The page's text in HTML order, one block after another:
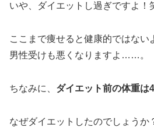
いや、ダイエットし過ぎですよ！
ここまで痩せると健康的ではない
男性受けも悪くなりますよ……。
ちなみに、 ダイエット前の体重は
なぜダイエットしたのでしょうか